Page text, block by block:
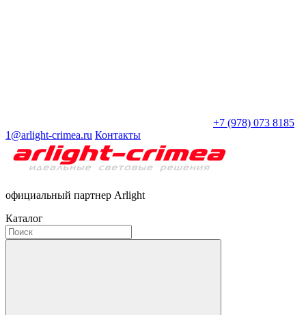
+7 (978) 073 8185
1@arlight-crimea.ru Контакты
официальный партнер Arlight
Каталог